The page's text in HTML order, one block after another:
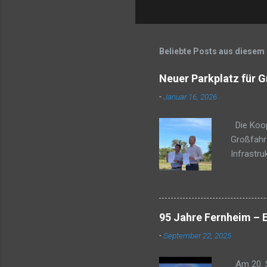
Beliebte Posts aus diesem
Neuer Parkplatz für
-Januar 16, 2026
Die
dass
deutlich
liegt
auf
der am
95 Jahre Fernheim –
-September 22, 2025
Am 20.